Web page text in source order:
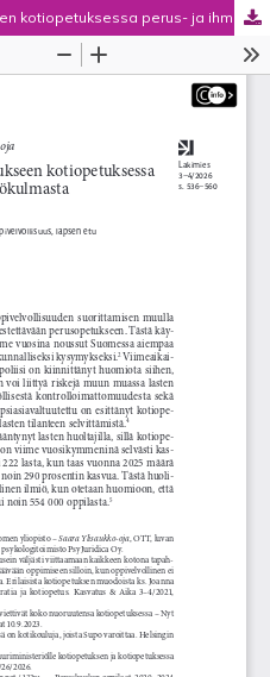
Lapsen oikeus perusopetukseen kotiopetuksessa perus- ja ihmisoikeusnäkökulmasta
seurain valtuuskunta.